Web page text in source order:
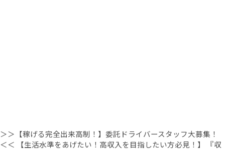
＞＞【稼げる完全出来高制！】委託ドライバースタッフ大募集！
＜＜ 【生活水準をあげたい！高収入を目指したい方必見！】 『収